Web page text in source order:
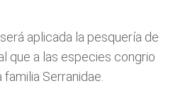
aplicada la pesquería de
que a las especies congrio
Serranidae.